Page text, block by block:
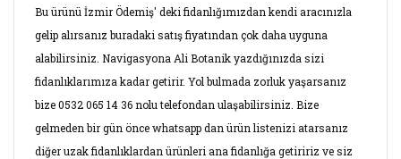
Bu ürünü İzmir Ödemiş' deki fidanlığımızdan kendi aracınızla
gelip alırsanız buradaki satış fiyatından çok daha uyguna
alabilirsiniz. Navigasyona Ali Botanik yazdığınızda sizi
fidanlıklarımıza kadar getirir. Yol bulmada zorluk yaşarsanız
bize 0532 065 14 36 nolu telefondan ulaşabilirsiniz. Bize
gelmeden bir gün önce whatsapp dan ürün listenizi atarsanız
diğer uzak fidanlıklardan ürünleri ana fidanlığa getiririz ve siz